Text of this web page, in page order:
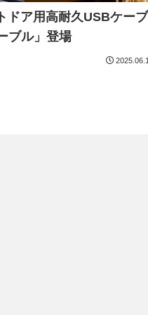
ドア用高耐久USBケーブ
ブル」登場